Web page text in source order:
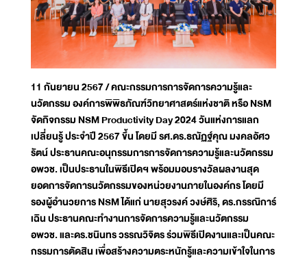
11 กันยายน 2567 / คณะกรรมการการจัดการความรู้และ
นวัตกรรม องค์การพิพิธภัณฑ์วิทยาศาสตร์แห่งชาติ หรือ NSM
จัดกิจกรรม NSM Productivity Day 2024 วันแห่งการแลก
เปลี่ยนรู้ ประจำปี 2567 ขึ้น โดยมี รศ.ดร.ธณัฏฐ์คุณ มงคลอัศว
รัตน์ ประธานคณะอนุกรรมการการจัดการความรู้และนวัตกรรม
อพวช. เป็นประธานในพิธีเปิดฯ พร้อมมอบรางวัลผลงานสุด
ยอดการจัดการนวัตกรรมของหน่วยงานภายในองค์กร โดยมี
รองผู้อำนวยการ NSM ได้แก่ นายสุวรงค์ วงษ์ศิริ, ดร.กรรณิการ์
เฉิน ประธานคณะทำงานการจัดการความรู้และนวัตกรรม
อพวช. และดร.ชนินทร วรรณวิจิตร ร่วมพิธีเปิดงานและเป็นคณะ
กรรมการตัดสิน เพื่อสร้างความตระหนักรู้และความเข้าใจในการ